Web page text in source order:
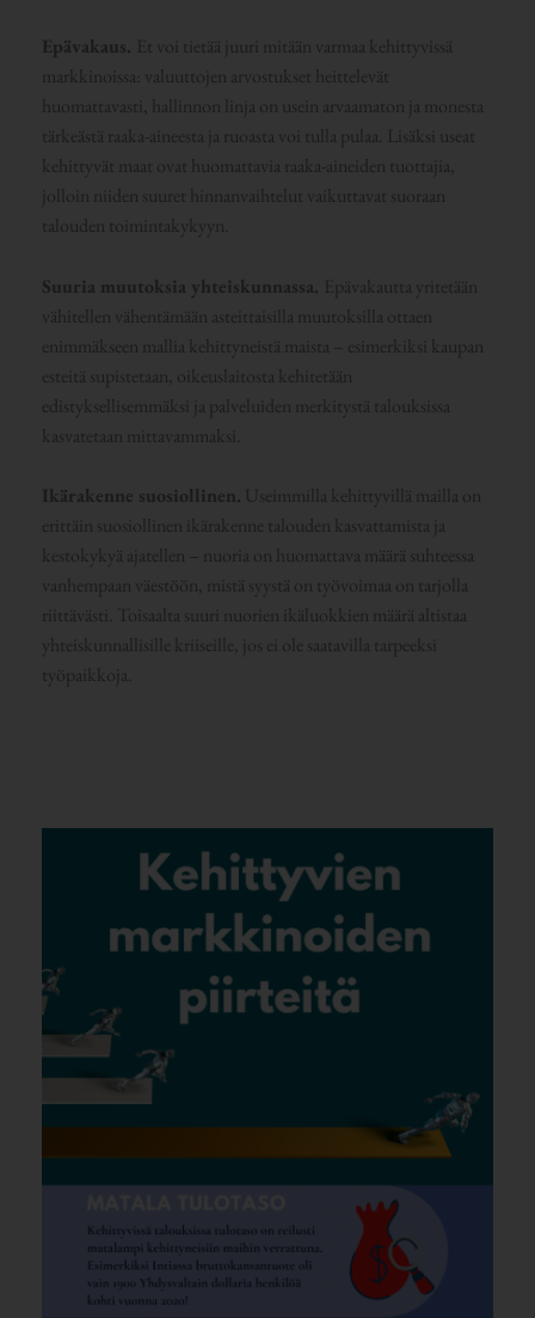
Epävakaus. Et voi tietää juuri mitään varmaa kehittyvissä
markkinoissa: valuuttojen arvostukset heittelevät
huomattavasti, hallinnon linja on usein arvaamaton ja monesta
tärkeästä raaka-aineesta ja ruoasta voi tulla pulaa. Lisäksi useat
kehittyvät maat ovat huomattavia raaka-aineiden tuottajia,
jolloin niiden suuret hinnanvaihtelut vaikuttavat suoraan
talouden toimintakykyyn.
Suuria muutoksia yhteiskunnassa. Epävakautta yritetään
vähitellen vähentämään asteittaisilla muutoksilla ottaen
enimmäkseen mallia kehittyneistä maista – esimerkiksi kaupan
esteitä supistetaan, oikeuslaitosta kehitetään
edistyksellisemmäksi ja palveluiden merkitystä talouksissa
kasvatetaan mittavammaksi.
Ikärakenne suosiollinen. Useimmilla kehittyvillä mailla on
erittäin suosiollinen ikärakenne talouden kasvattamista ja
kestokykyä ajatellen – nuoria on huomattava määrä suhteessa
vanhempaan väestöön, mistä syystä on työvoimaa on tarjolla
riittävästi. Toisaalta suuri nuorien ikäluokkien määrä altistaa
yhteiskunnallisille kriiseille, jos ei ole saatavilla tarpeeksi
työpaikkoja.